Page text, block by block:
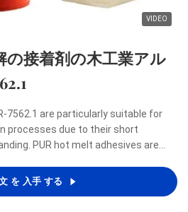
VIDEO
の接着剤の木工業アル
7562.1 are particularly suitable for
processes due to their short
PUR hot melt adhesives are
well as resistance to heat, ...
を 入手 する